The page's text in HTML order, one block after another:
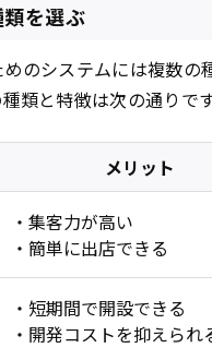
を選ぶ
のシステムには複数
類と特徴は次の通りです
メリット
・集客力が高い
・簡単に出店できる
・短期間で開設できる
・開発コストを抑えられ